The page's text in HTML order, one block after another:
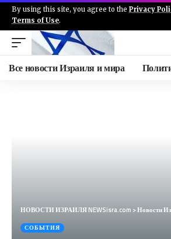
By using this site, you agree to the Privacy
Terms of Use.
Все новости Израиля и мира
НОВОСТИ ИЗРАИЛЯ NEWSisra.com >Новости
СОБЫТИЯ